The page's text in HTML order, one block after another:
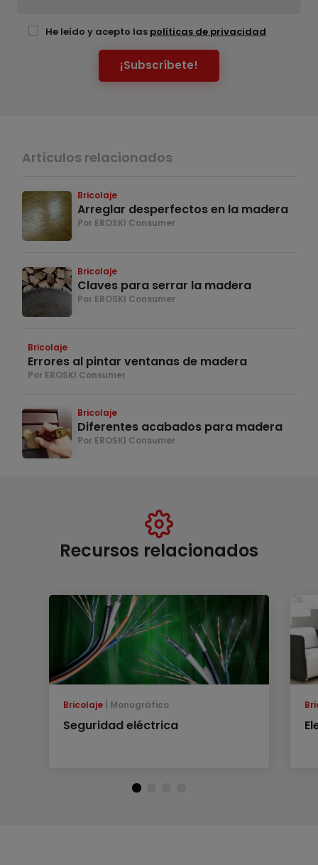
He leído y acepto las políticas de privacidad
¡Subscríbete!
Artículos relacionados
Bricolaje
Arreglar desperfectos en la madera
Por EROSKI Consumer
Bricolaje
Claves para serrar la madera
Por EROSKI Consumer
Bricolaje
Errores al pintar ventanas de madera
Por EROSKI Consumer
Bricolaje
Diferentes acabados para madera
Por EROSKI Consumer
Recursos relacionados
Bricolaje Monográfico
Seguridad eléctrica